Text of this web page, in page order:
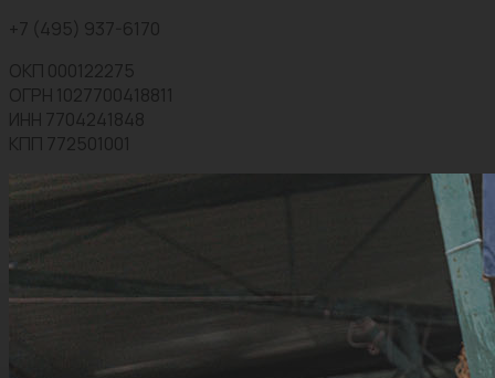
+7 (495) 937-6170
ОКП 000122275
ОГРН 1027700418811
ИНН 7704241848
КПП 772501001